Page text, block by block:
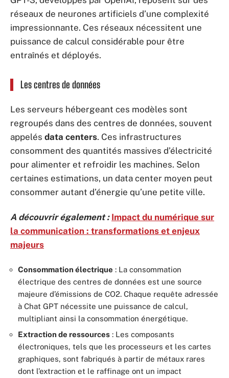
réseaux de neurones artificiels d’une complexité
impressionnante. Ces réseaux nécessitent une
puissance de calcul considérable pour être
entraînés et déployés.
Les centres de données
Les serveurs hébergeant ces modèles sont
regroupés dans des centres de données, souvent
appelés data centers. Ces infrastructures
consomment des quantités massives d’électricité
pour alimenter et refroidir les machines. Selon
certaines estimations, un data center moyen peut
consommer autant d’énergie qu’une petite ville.
A découvrir également : Impact du numérique sur
la communication : transformations et enjeux
majeurs
Consommation électrique : La consommation
électrique des centres de données est une source
majeure d’émissions de CO2. Chaque requête adressée
à Chat GPT nécessite une puissance de calcul,
multipliant ainsi la consommation énergétique.
Extraction de ressources : Les composants
électroniques, tels que les processeurs et les cartes
graphiques, sont fabriqués à partir de métaux rares
dont l’extraction et le raffinage ont un impact